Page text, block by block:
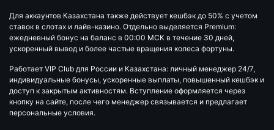
Для аккаунтов Казахстана также действует кешбэк до 50% с учетом
ставок в слотах и лайв-казино. Отдельно выделяется Premium:
ежедневный бонус на баланс в 00:00 МСК в течение 30 дней,
ускоренный вывод и более частые вращения колеса фортуны.
Работает VIP Club для России и Казахстана: личный менеджер 24/7,
индивидуальные бонусы, ускоренные выплаты, повышенный кешбэк и
доступ к закрытым активностям. Вступление оформляется через
кнопку на сайте, после чего менеджер связывается и предлагает
персональные условия.